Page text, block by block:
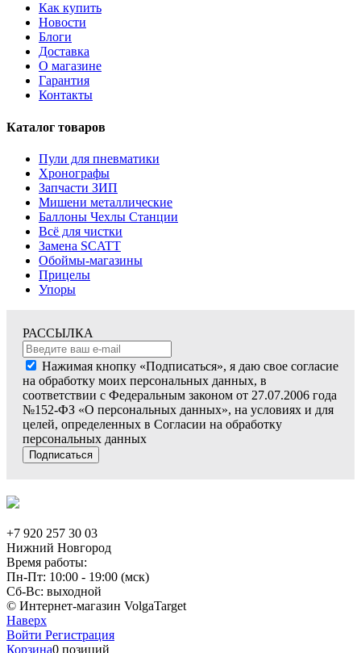
Как купить
Новости
Блоги
Доставка
О магазине
Гарантия
Контакты
Каталог товаров
Пули для пневматики
Хронографы
Запчасти ЗИП
Мишени металлические
Баллоны Чехлы Станции
Всё для чистки
Замена SCATT
Обоймы-магазины
Прицелы
Упоры
РАССЫЛКА
Нажимая кнопку «Подписаться», я даю свое согласие
на обработку моих персональных данных, в
соответствии с Федеральным законом от 27.07.2006 года
№152-ФЗ «О персональных данных», на условиях и для
целей, определенных в Согласии на обработку
персональных данных
Подписаться
+7 920 257 30 03
Нижний Новгород
Время работы:
Пн-Пт: 10:00 - 19:00 (мск)
Сб-Вс: выходной
© Интернет-магазин VolgaTarget
Наверх
Войти Регистрация
Корзина0 позиций